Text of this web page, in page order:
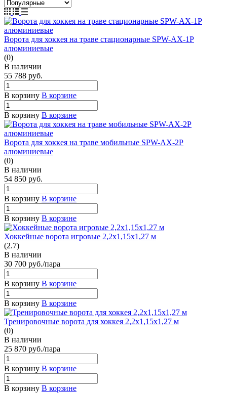
Ворота для хоккея на траве стационарные SPW-AX-1P
алюминиевые
(0)
В наличии
55 788 руб.
В корзину В корзине
В корзину В корзине
Ворота для хоккея на траве мобильные SPW-AX-2P
алюминиевые
(0)
В наличии
54 850 руб.
В корзину В корзине
В корзину В корзине
Хоккейные ворота игровые 2,2х1,15х1,27 м
(2.7)
В наличии
30 700 руб./пара
В корзину В корзине
В корзину В корзине
Тренировочные ворота для хоккея 2,2х1,15х1,27 м
(0)
В наличии
25 870 руб./пара
В корзину В корзине
В корзину В корзине